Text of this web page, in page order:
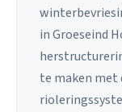
in Groeseind
te maken met